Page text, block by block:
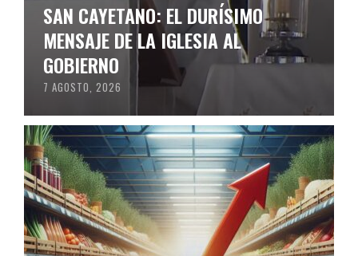
SAN CAYETANO: EL DURÍSIMO
MENSAJE DE LA IGLESIA AL
GOBIERNO
7 AGOSTO, 2026